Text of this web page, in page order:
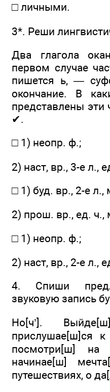
□ личными.
3*. Реши
Два глагола
первом случае
пишется ь, —
окончание. В
представлены эти
✔.
□ 1) неопр. ф.;
2) наст, вр., 3-е л.,
□ 1) буд. вр., 2-е л.,
2) прош. вр., ед. ч.,
□ 1) неопр. ф.;
2) наст, вр., 2-е л.,
4. Спиши
звуковую запись
Но[ч’].
прислушае[ш]ся к
посмотри[ш] на
начинае[ш]
путешествиях, о